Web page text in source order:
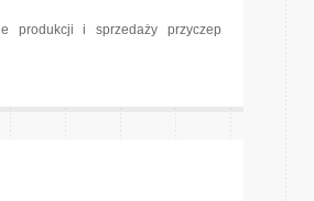
produkcji i sprzedaży przyczep